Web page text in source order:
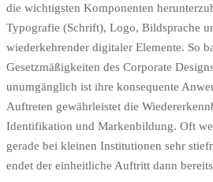
die wichtigsten Komponenten
Typografie (Schrift), Logo, Bildsprache
wiederkehrender digitaler Elemente. So
Gesetzmäßigkeiten des Corporate
unumgänglich ist ihre konsequente
Auftreten gewährleistet die
Identifikation und Markenbildung. Oft
gerade bei kleinen Institutionen sehr
endet der einheitliche Auftritt dann